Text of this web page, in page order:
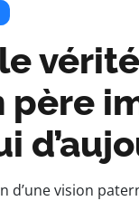
père
d’une vision